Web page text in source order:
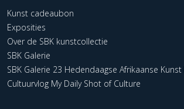
Kunst cadeaubon
Exposities
Over de SBK kunstcollectie
SBK Galerie
SBK Galerie 23 Hedendaagse Afrikaanse Kunst
Cultuurvlog My Daily Shot of Culture